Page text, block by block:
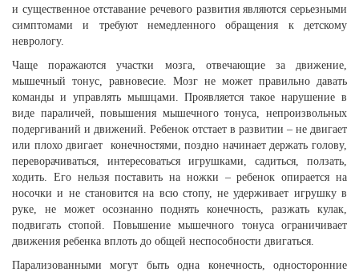
и существенное отставание речевого развития являются серьезными
симптомами и требуют немедленного обращения к детскому
неврологу.
Чаще поражаются участки мозга, отвечающие за движение,
мышечный тонус, равновесие. Мозг не может правильно давать
команды и управлять мышцами. Проявляется такое нарушение в
виде параличей, повышения мышечного тонуса, непроизвольных
подергиваний и движений. Ребенок отстает в развитии – не двигает
или плохо двигает конечностями, поздно начинает держать голову,
переворачиваться, интересоваться игрушками, садиться, ползать,
ходить. Его нельзя поставить на ножки – ребенок опирается на
носочки и не становится на всю стопу, не удерживает игрушку в
руке, не может осознанно поднять конечность, разжать кулак,
подвигать стопой. Повышение мышечного тонуса ограничивает
движения ребенка вплоть до общей неспособности двигаться.
Парализованными могут быть одна конечность, односторонние